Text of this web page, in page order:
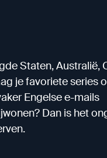
Staten, Australië,
je favoriete series
Engelse e-mails
Dan is het